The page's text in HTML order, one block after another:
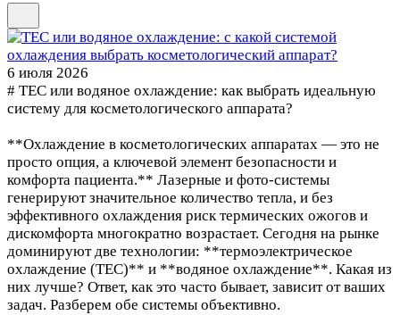
6 июля 2026
# TEC или водяное охлаждение: как выбрать идеальную
систему для косметологического аппарата?
**Охлаждение в косметологических аппаратах — это не
просто опция, а ключевой элемент безопасности и
комфорта пациента.** Лазерные и фото-системы
генерируют значительное количество тепла, и без
эффективного охлаждения риск термических ожогов и
дискомфорта многократно возрастает. Сегодня на рынке
доминируют две технологии: **термоэлектрическое
охлаждение (TEC)** и **водяное охлаждение**. Какая из
них лучше? Ответ, как это часто бывает, зависит от ваших
задач. Разберем обе системы объективно.